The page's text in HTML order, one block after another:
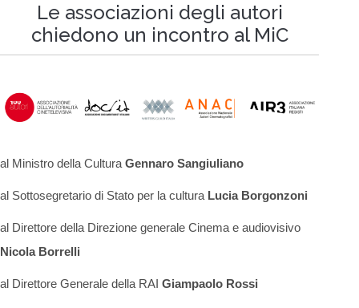
Le associazioni degli autori
chiedono un incontro al MiC
al Ministro della CulturaGennaro Sangiuliano
al Sottosegretario di Stato per la cultura Lucia Borgonzoni
al Direttore della Direzione generale Cinema e audiovisivo
Nicola Borrelli
al Direttore Generale della RAI Giampaolo Rossi